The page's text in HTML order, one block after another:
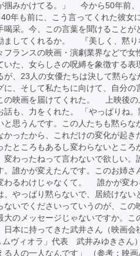
掴みかけてる。」 今から50年前、
年も前に、こう言ってくれた彼女
喝采。今、この言葉を聞けることが
ましてくれるか。 『美しく、黙り
フランスの映画・演劇業界などで女
いた、女らしさの呪縛を象徴する表
が、23人の女優たちは決して黙らな
に、そして私たちに向けて、自分の
の映画を届けてくれた。 上映後の
話も、力をくれた。 「やっぱりね。
と思うんです。この人たちも黙らな
かったから、これだけの変化が起き
たところもあるし変わらないところ
変わったねって言わないで欲しい。
。誰かが変えたんです。このお姉さ
わるわけじゃなくて。 誰かが変わ
、やっぱり黙らないで、居続けない
ないでくださいっていうのが、この
大のメッセージじゃないですか。こ
日本に持ってきた武井さん（映画会
ムヴィオラ」代表 武井みゆきさん）
る人の一人なんです」 （参考：映画